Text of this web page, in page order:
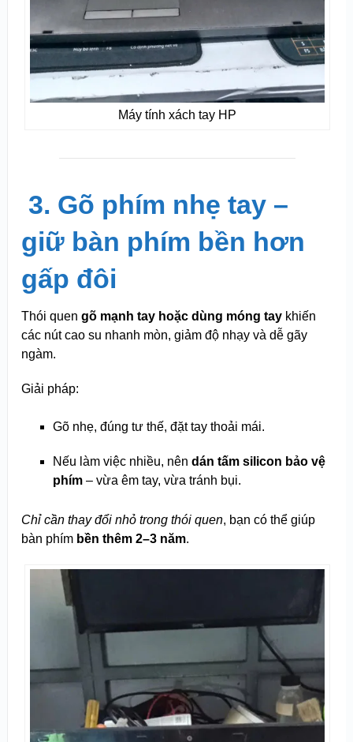
Máy tính xách tay HP
3. Gõ phím nhẹ tay –
giữ bàn phím bền hơn
gấp đôi
Thói quen gõ mạnh tay hoặc dùng móng taykhiến
các nút cao su nhanh mòn, giảm độ nhạy và dễ gãy
ngàm.
Giải pháp:
Gõ nhẹ, đúng tư thế, đặt tay thoải mái.
Nếu làm việc nhiều, nên dán tấm silicon bảo vệ
phím– vừa êm tay, vừa tránh bụi.
Chỉ cần thay đổi nhỏ trong thói quen, bạn có thể giúp
bàn phím bền thêm 2–3 năm.